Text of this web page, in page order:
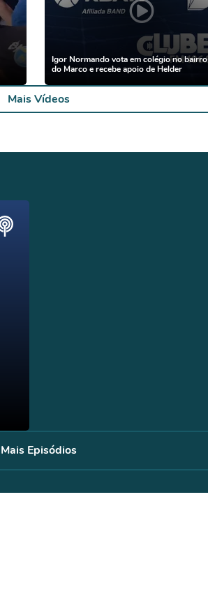
Igor Normando vota em colégio no bairro
do Marco e recebe apoio de Helder
Mais Vídeos
Mais Episódios